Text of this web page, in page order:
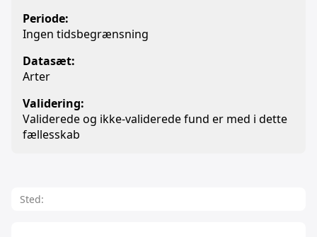
Periode:
Ingen tidsbegrænsning
Datasæt:
Arter
Validering:
Validerede og ikke-validerede fund er med i dette
fællesskab
Sted: